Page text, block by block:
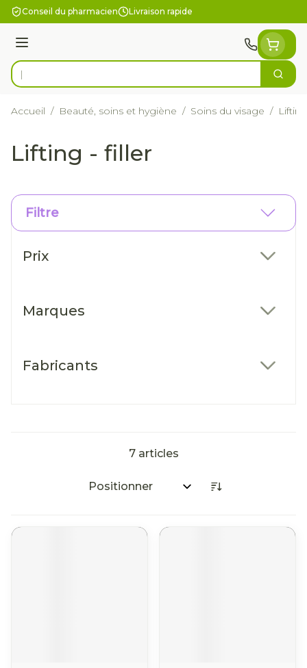
Aller au contenu
Conseil du pharmacien Livraison rapide
Menu
Rechercher
Accueil / Beauté, soins et hygiène / Soins du visage /
Lifting - filler
Filtre
Prix
Marques
Fabricants
7articles
Trier par: